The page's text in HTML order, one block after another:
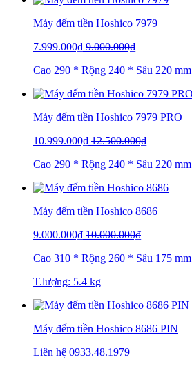
Máy đếm tiền Hoshico 7979
7.999.000₫ 9.000.000₫
Cao 290 * Rộng 240 * Sâu 220 mm
Máy đếm tiền Hoshico 7979 PRO
10.999.000₫ 12.500.000₫
Cao 290 * Rộng 240 * Sâu 220 mm
Máy đếm tiền Hoshico 8686
9.000.000₫ 10.000.000₫
Cao 310 * Rộng 260 * Sâu 175 mm
T.lượng: 5.4 kg
Máy đếm tiền Hoshico 8686 PIN
Liên hệ 0933.48.1979